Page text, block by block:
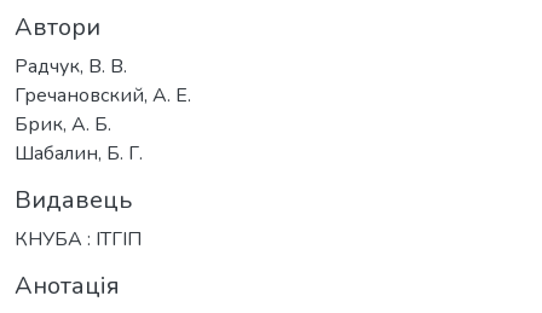
Автори
Радчук, В. В.
Гречановский, А. Е.
Брик, А. Б.
Шабалин, Б. Г.
Видавець
КНУБА : ІТГІП
Анотація